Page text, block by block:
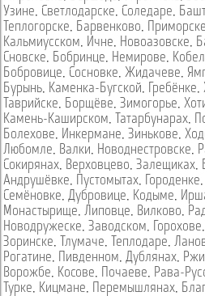
Узине, Светлодарске, Соледаре,
Теплогорске, Барвенково, Приморске
Кальмиусском, Ичне, Новоазовске,
Сновске, Бобринце, Немирове,
Бобровице, Сосновке, Жидачеве,
Бурынь, Каменка-Бугской, Гребёнке,
Таврийске, Борщёве, Зимогорье,
Камень-Каширском, Татарбунарах,
Болехове, Инкермане, Зинькове,
Любомле, Валки, Новоднестровске,
Сокирянах, Верховцево, Залещиках,
Андрушёвке, Пустомытах, Городенке,
Семёновке, Дубровице, Кодыме,
Монастырище, Липовце, Вилково,
Новодружеске, Заводском, Горохове,
Зоринске, Тлумаче, Теплодаре,
Рогатине, Пивденном, Дублянах,
Ворожбе, Косове, Почаеве, Рава-
Турке, Кицмане, Перемышлянах,